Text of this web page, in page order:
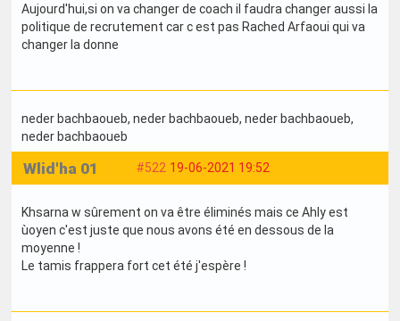
Aujourd'hui,si on va changer de coach il faudra changer aussi la
politique de recrutement car c est pas Rached Arfaoui qui va
changer la donne
neder bachbaoueb, neder bachbaoueb, neder bachbaoueb,
neder bachbaoueb
#522 19-06-2021 19:52
Wlid'ha 01
Khsarna w sûrement on va être éliminés mais ce Ahly est
ùoyen c'est juste que nous avons été en dessous de la
moyenne !
Le tamis frappera fort cet été j'espère !